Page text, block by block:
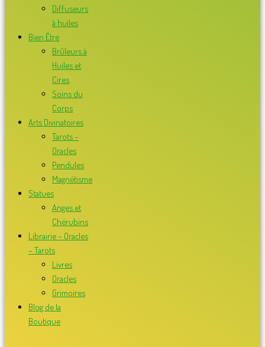
Diffuseurs
à huiles
Bien Être
Brûleurs à
Huiles et
Cires
Soins du
Corps
Arts Divinatoires
Tarots –
Oracles
Pendules
Magnétisme
Statues
Anges et
Chérubins
Librairie – Oracles
– Tarots
Livres
Oracles
Grimoires
Blog de la
Boutique